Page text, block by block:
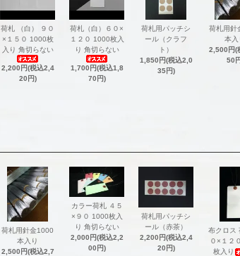
荷札 （白） ９０
×１５０ 1000枚
入り 角切らない
2,200円(税込2,4
20円)
荷札（白）６０×
１２０ 1000枚入
り 角切らない
1,700円(税込1,8
70円)
荷札用パッチシ
ール（クラフ
ト）
1,850円(税込2,0
35円)
荷札用針
本入
2,500円(
50
荷札用針金1000
本入り
2,500円(税込2,7
カラー荷札 ４５
×９０ 1000枚入
り 角切らない
2,000円(税込2,2
00円)
荷札用パッチシ
ール（赤茶）
2,200円(税込2,4
20円)
布クロス
０×１２
枚入り